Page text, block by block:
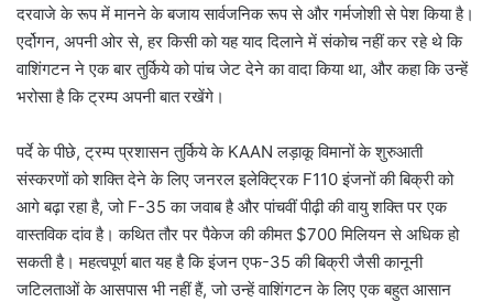
दरवाजे के रूप में मानने के बजाय सार्वजनिक रूप से और गर्मजोशी से पेश किया है।
एर्दोगन, अपनी ओर से, हर किसी को यह याद दिलाने में संकोच नहीं कर रहे थे कि
वाशिंगटन ने एक बार तुर्किये को पांच जेट देने का वादा किया था, और कहा कि उन्हें
भरोसा है कि ट्रम्प अपनी बात रखेंगे।
पर्दे के पीछे, ट्रम्प प्रशासन तुर्किये के KAAN लड़ाकू विमानों के शुरुआती
संस्करणों को शक्ति देने के लिए जनरल इलेक्ट्रिक F110 इंजनों की बिक्री को
आगे बढ़ा रहा है, जो F-35 का जवाब है और पांचवीं पीढ़ी की वायु शक्ति पर एक
वास्तविक दांव है। कथित तौर पर पैकेज की कीमत $700 मिलियन से अधिक हो
सकती है। महत्वपूर्ण बात यह है कि इंजन एफ-35 की बिक्री जैसी कानूनी
जटिलताओं के आसपास भी नहीं हैं, जो उन्हें वाशिंगटन के लिए एक बहुत आसान